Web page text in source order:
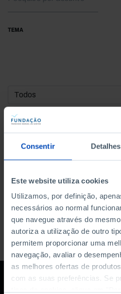
Consentir Detalhes
Este website utiliza cookies
Utilizamos, por definição,
necessários ao normal
que navegue através do
autoriza a utilização de outro
permitem proporcionar uma
navegação, avaliar o
as melhores ofertas de
com as suas preferências. Se
TEMA
DATA DE INÍCIO
DATA DE FIM